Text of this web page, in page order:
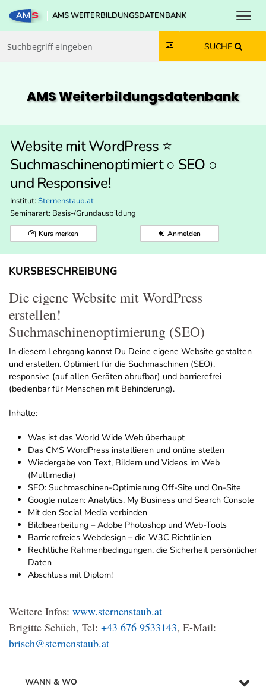
Zum Inhalt springen
Zum Navmenü springen
Zur Suche springen
Zur Footer springen
AMS WEITERBILDUNGSDATENBANK
SUCHE
AMS Weiterbildungs­datenbank
Website mit WordPress ⭐️
Suchmaschinenoptimiert ○ SEO ○
und Responsive!
Institut: Sternenstaub.at
Seminarart: Basis-/Grundausbildung
Kurs merken Anmelden
KURSBESCHREIBUNG
Die eigene Website mit WordPress
erstellen!
Suchmaschinenoptimierung (SEO)
In diesem Lehrgang kannst Du Deine eigene Website gestalten
und erstellen. Optimiert für die Suchmaschinen (SEO),
responsive (auf allen Geräten abrufbar) und barrierefrei
(bedienbar für Menschen mit Behinderung).
Inhalte:
Was ist das World Wide Web überhaupt
Das CMS WordPress installieren und online stellen
Wiedergabe von Text, Bildern und Videos im Web
(Multimedia)
SEO: Suchmaschinen-Optimierung Off-Site und On-Site
Google nutzen: Analytics, My Business und Search Console
Mit den Social Media verbinden
Bildbearbeitung – Adobe Photoshop und Web-Tools
Barrierefreies Webdesign – die W3C Richtlinien
Rechtliche Rahmenbedingungen, die Sicherheit persönlicher
Daten
Abschluss mit Diplom!
_________________
Weitere Infos: www.sternenstaub.at
Brigitte Schüch, Tel: +43 676 9533143, E-Mail:
brisch@sternenstaub.at
WANN & WO